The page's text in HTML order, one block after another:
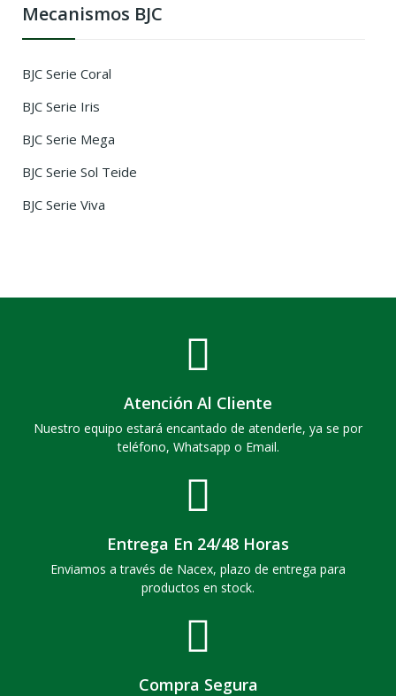
Mecanismos BJC
BJC Serie Coral
BJC Serie Iris
BJC Serie Mega
BJC Serie Sol Teide
BJC Serie Viva
Atención Al Cliente
Nuestro equipo estará encantado de atenderle, ya se por
teléfono, Whatsapp o Email.
Entrega En 24/48 Horas
Enviamos a través de Nacex, plazo de entrega para
productos en stock.
Compra Segura